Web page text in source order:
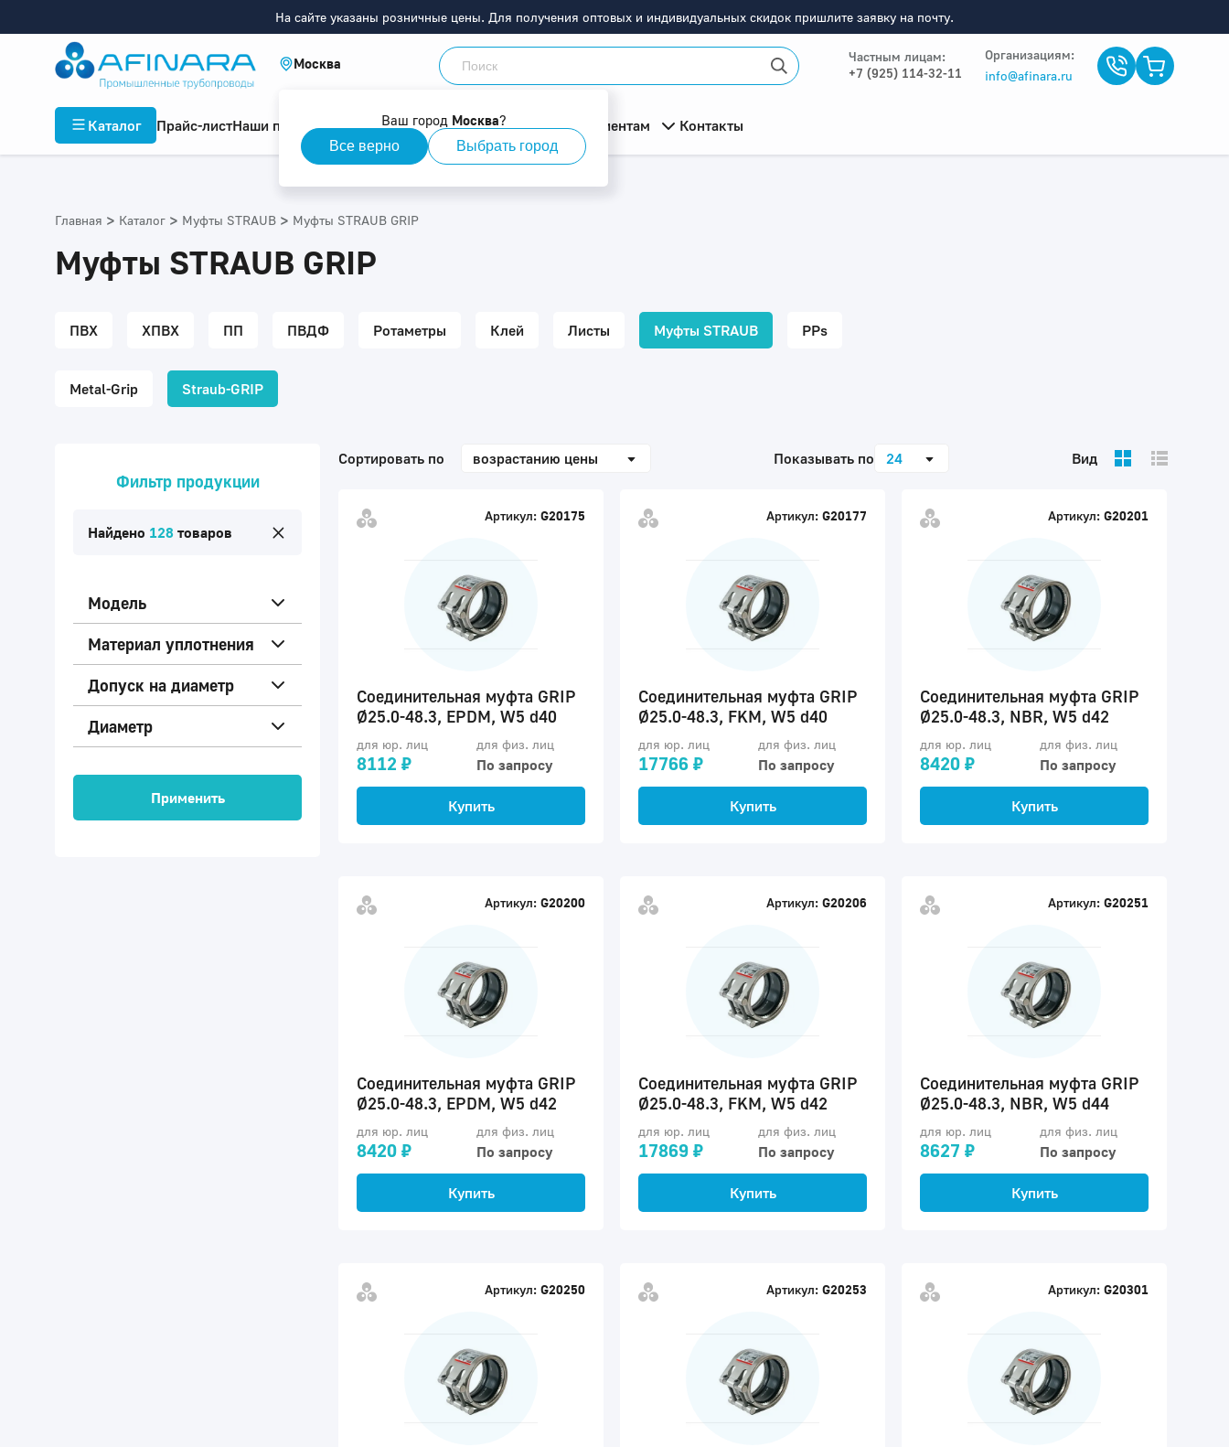
На сайте указаны розничные цены. Для получения оптовых и индивидуальных скидок пришлите заявку на почту.
Москва
Ваш город Москва?
Все верно Выбрать город
Частным лицам:
+7 (925) 114-32-11
Организациям:
info@afinara.ru
Каталог Прайс-листНаши проекты Информация О компании Клиентам Контакты
Главная > Каталог > Муфты STRAUB > Муфты STRAUB GRIP
Муфты STRAUB GRIP
ПВХ ХПВХ ПП ПВДФ Ротаметры Клей Листы Муфты STRAUB PPs
Metal-Grip Straub-GRIP
Фильтр продукции
Найдено 128 товаров
Модель
Материал уплотнения
Допуск на диаметр
Диаметр
Применить
Сортировать по возрастанию цены Показывать по 24 Вид
Артикул: G20175
Соединительная муфта GRIP
Ø25.0-48.3, EPDM, W5 d40
для юр. лиц
8112 ₽
для физ. лиц
По запросу
Купить
Артикул: G20177
Соединительная муфта GRIP
Ø25.0-48.3, FKM, W5 d40
для юр. лиц
17766 ₽
для физ. лиц
По запросу
Купить
Артикул: G20201
Соединительная муфта GRIP
Ø25.0-48.3, NBR, W5 d42
для юр. лиц
8420 ₽
для физ. лиц
По запросу
Купить
Артикул: G20200
Соединительная муфта GRIP
Ø25.0-48.3, EPDM, W5 d42
для юр. лиц
8420 ₽
для физ. лиц
По запросу
Купить
Артикул: G20206
Соединительная муфта GRIP
Ø25.0-48.3, FKM, W5 d42
для юр. лиц
17869 ₽
для физ. лиц
По запросу
Купить
Артикул: G20251
Соединительная муфта GRIP
Ø25.0-48.3, NBR, W5 d44
для юр. лиц
8627 ₽
для физ. лиц
По запросу
Купить
Артикул: G20250 Артикул: G20253 Артикул: G20301